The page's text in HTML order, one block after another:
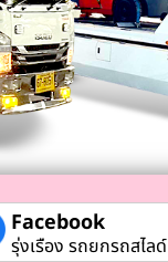
Facebook
รุ่งเรือง รถยกรถสไลด์